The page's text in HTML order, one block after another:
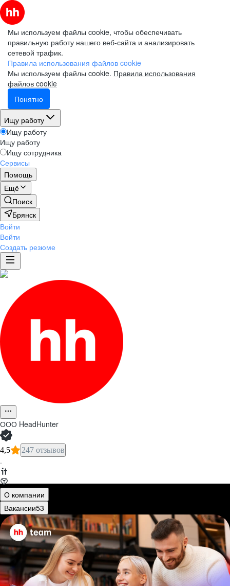
Мы используем файлы cookie, чтобы обеспечивать
правильную работу нашего веб-сайта и анализировать
сетевой трафик.
Правила использования файлов cookie
Мы используем файлы cookie. Правила использования
файлов cookie
Понятно
Ищу работу
Ищу работу
Ищу работу
Ищу сотрудника
Сервисы
Помощь
Ещё
Поиск
Брянск
Войти
Войти
Создать резюме
ООО HeadHunter
4,5 247 отзывов
·
О компании
Вакансии53